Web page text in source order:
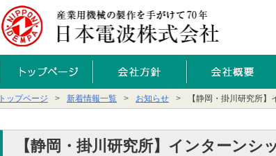
トップページ 新着情報一覧 お知らせ 【静岡・掛川研究所
【静岡・掛川研究所】インターンシ